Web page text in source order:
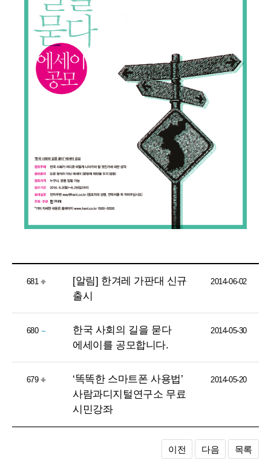
681
[알림] 한겨레 가판대 신규
출시
2014-06-02
680
한국 사회의 길을 묻다
에세이를 공모합니다.
2014-05-30
679
‘똑똑한 스마트폰 사용법’
사람과디지털연구소 무료
시민강좌
2014-05-20
이전 다음 목록